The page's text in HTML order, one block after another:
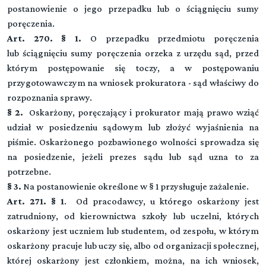
postanowienie o jego przepadku lub o ściągnięciu sumy
poręczenia.
Art. 270. § 1. O przepadku przedmiotu poręczenia
lub ściągnięciu sumy poręczenia orzeka z urzędu sąd, przed
którym postępowanie się toczy, a w postępowaniu
przygotowawczym na wniosek prokuratora - sąd właściwy do
rozpoznania sprawy.
§ 2. Oskarżony, poręczający i prokurator mają prawo wziąć
udział w posiedzeniu sądowym lub złożyć wyjaśnienia na
piśmie. Oskarżonego pozbawionego wolności sprowadza się
na posiedzenie, jeżeli prezes sądu lub sąd uzna to za
potrzebne.
§ 3. Na postanowienie określone w § 1 przysługuje zażalenie.
Art. 271. § 1. Od pracodawcy, u którego oskarżony jest
zatrudniony, od kierownictwa szkoły lub uczelni, których
oskarżony jest uczniem lub studentem, od zespołu, w którym
oskarżony pracuje lub uczy się, albo od organizacji społecznej,
której oskarżony jest członkiem, można, na ich wniosek,